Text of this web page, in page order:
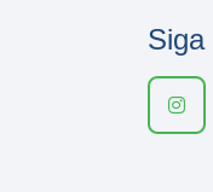
Siga